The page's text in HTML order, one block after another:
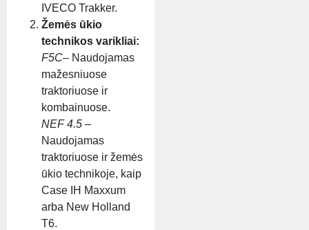
IVECO Trakker.
Žemės ūkio
technikos varikliai:
F5C– Naudojamas
mažesniuose
traktoriuose ir
kombainuose.
NEF 4.5 –
Naudojamas
traktoriuose ir žemės
ūkio technikoje, kaip
Case IH Maxxum
arba New Holland
T6.